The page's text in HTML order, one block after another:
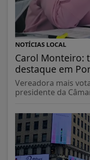
NOTÍCIAS LOCAL
Carol Monteiro:
destaque em
Vereadora mais
presidente da